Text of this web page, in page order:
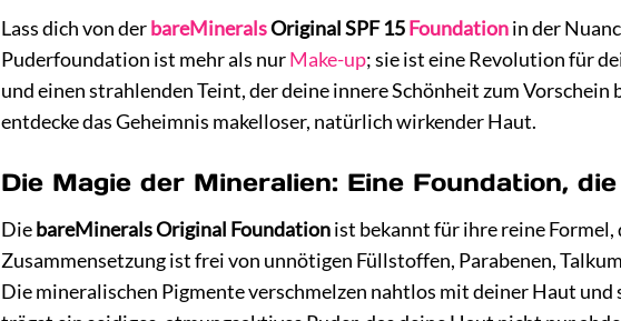
Lass dich von derbareMineralsOriginal SPF 15Foundationin der
Puderfoundation ist mehr als nurMake-up; sie ist eine Revolution für
und einen strahlenden Teint, der deine innere Schönheit zum
entdecke das Geheimnis makelloser, natürlich wirkender Haut.
Die Magie der Mineralien: Eine Foundation,
DiebareMinerals Original Foundationist bekannt für ihre reine
Zusammensetzung ist frei von unnötigen Füllstoffen, Parabenen,
Die mineralischen Pigmente verschmelzen nahtlos mit deiner Haut